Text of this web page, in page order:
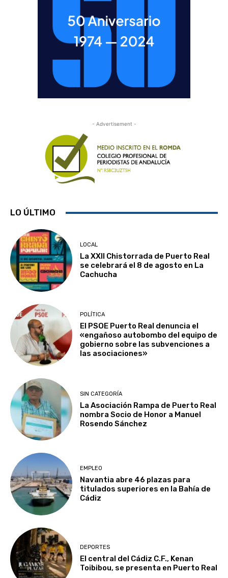
- Advertisement -
LO ÚLTIMO
LOCAL
La XXII Chistorrada de Puerto Real
se celebrará el 8 de agosto en La
Cachucha
POLÍTICA
El PSOE Puerto Real denuncia el
«engañoso autobombo del equipo de
gobierno sobre las subvenciones a
las asociaciones»
SIN CATEGORÍA
La Asociación Rampa de Puerto Real
nombra Socio de Honor a Manuel
Rosendo Sánchez
EMPLEO
Navantia abre 46 plazas para
titulados superiores en la Bahía de
Cádiz
DEPORTES
El central del Cádiz C.F., Kenan
Toibibou, se presenta en Puerto Real